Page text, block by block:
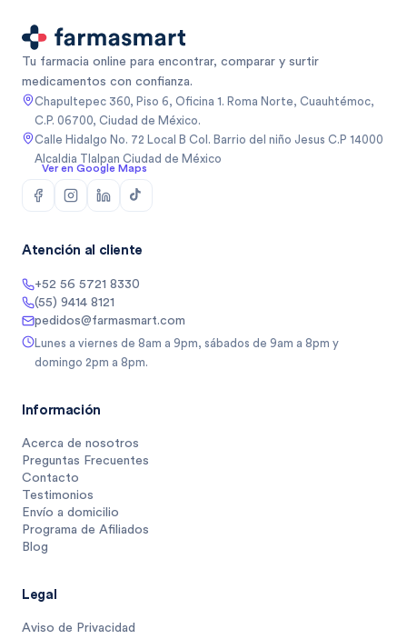
Tu farmacia online para encontrar, comparar y surtir
medicamentos con confianza.
Chapultepec 360, Piso 6, Oficina 1. Roma Norte, Cuauhtémoc,
C.P. 06700, Ciudad de México.
Calle Hidalgo No. 72 Local B Col. Barrio del niño Jesus C.P 14000
Alcaldia Tlalpan Ciudad de México
Ver en Google Maps
Atención al cliente
+52 56 5721 8330
(55) 9414 8121
pedidos@farmasmart.com
Lunes a viernes de 8am a 9pm, sábados de 9am a 8pm y
domingo 2pm a 8pm.
Información
Acerca de nosotros
Preguntas Frecuentes
Contacto
Testimonios
Envío a domicilio
Programa de Afiliados
Blog
Legal
Aviso de Privacidad